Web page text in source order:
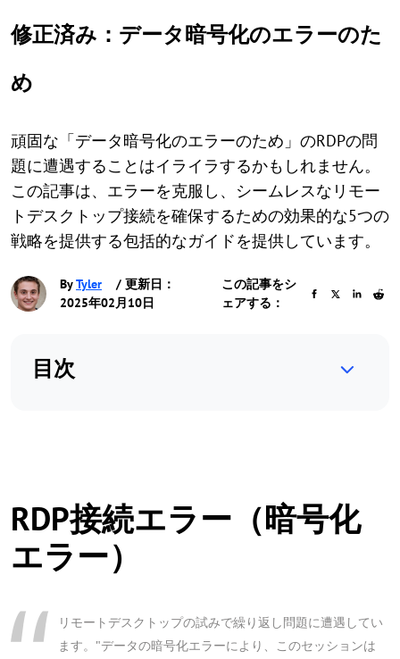
修正済み：データ暗号化のエラーのた
め
頑固な「データ暗号化のエラーのため」のRDPの問
題に遭遇することはイライラするかもしれません。
この記事は、エラーを克服し、シームレスなリモー
トデスクトップ接続を確保するための効果的な5つの
戦略を提供する包括的なガイドを提供しています。
ByTyler
/ 更新日：
2025年02月10日
この記事をシ
ェアする：
目次
RDP接続エラー（暗号化
エラー）
リモートデスクトップの試みで繰り返し問題に遭遇してい
ます。"データの暗号化エラーにより、このセッションは